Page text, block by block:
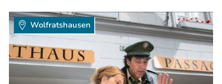
Wolfratshausen